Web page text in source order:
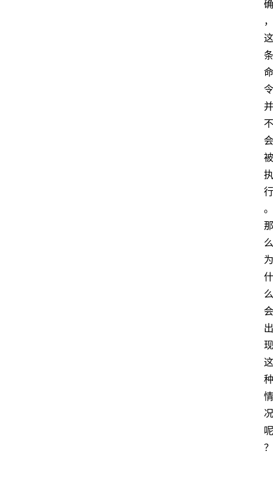
确
，
这
条
命
令
并
不
会
被
执
行
。
那
么
为
什
么
会
出
现
这
种
情
况
呢
？